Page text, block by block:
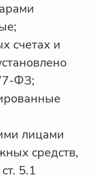
счетах и
ФЗ;
лицами
средств,
5.1